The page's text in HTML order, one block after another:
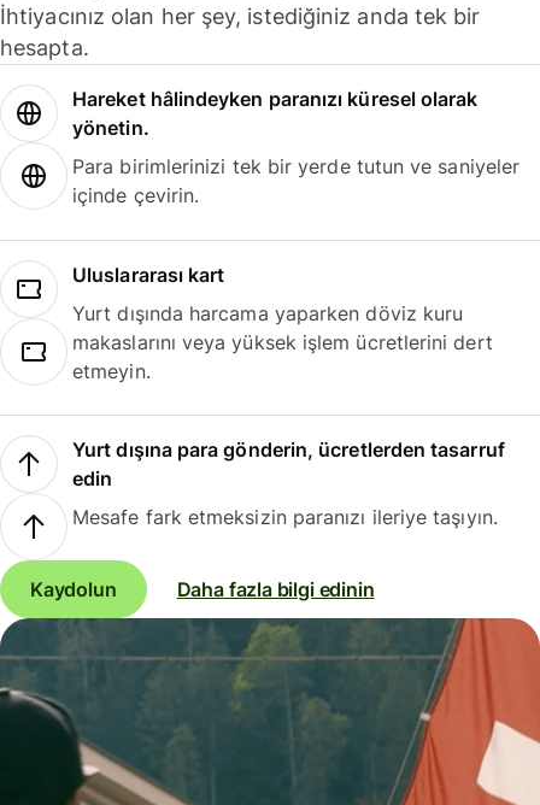
İhtiyacınız olan her şey, istediğiniz anda tek bir
hesapta.
Hareket hâlindeyken paranızı küresel olarak
yönetin.
Para birimlerinizi tek bir yerde tutun ve saniyeler
içinde çevirin.
Uluslararası kart
Yurt dışında harcama yaparken döviz kuru
makaslarını veya yüksek işlem ücretlerini dert
etmeyin.
Yurt dışına para gönderin, ücretlerden tasarruf
edin
Mesafe fark etmeksizin paranızı ileriye taşıyın.
Kaydolun Daha fazla bilgi edinin